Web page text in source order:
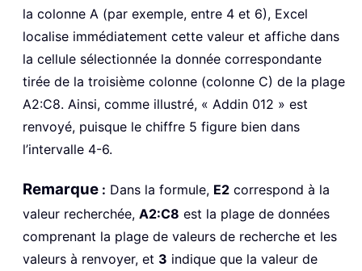
la colonne A (par exemple, entre 4 et 6), Excel
localise immédiatement cette valeur et affiche dans
la cellule sélectionnée la donnée correspondante
tirée de la troisième colonne (colonne C) de la plage
A2:C8. Ainsi, comme illustré, « Addin 012 » est
renvoyé, puisque le chiffre 5 figure bien dans
l’intervalle 4-6.
Remarque : Dans la formule, E2 correspond à la
valeur recherchée, A2:C8 est la plage de données
comprenant la plage de valeurs de recherche et les
valeurs à renvoyer, et 3 indique que la valeur de